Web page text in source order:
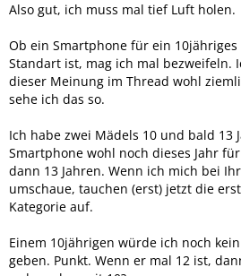
Also gut, ich muss mal tief Luft holen.
Ob ein Smartphone für ein
Standart ist, mag ich mal bezweifeln.
dieser Meinung im Thread wohl
sehe ich das so.
Ich habe zwei Mädels 10 und bald 13
Smartphone wohl noch dieses Jahr
dann 13 Jahren. Wenn ich mich bei
umschaue, tauchen (erst) jetzt die
Kategorie auf.
Einem 10jährigen würde ich noch
geben. Punkt. Wenn er mal 12 ist,